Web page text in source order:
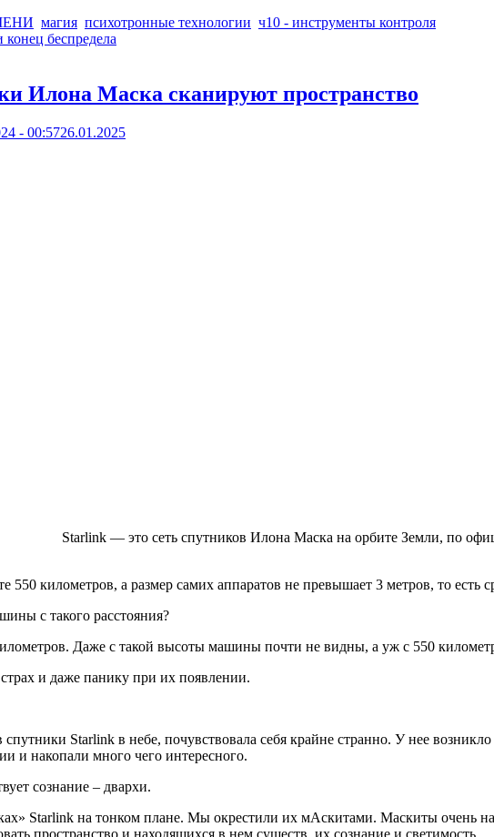
магия психотронные технологии ч10 - инструменты контроля
беспредела
Илона Маска сканируют пространство
- 00:5726.01.2025
Starlink — это сеть спутников Илона Маска на орбите Земли, по
километров, а размер самих аппаратов не превышает 3 метров, то
с такого расстояния?
Даже с такой высоты машины почти не видны, а уж с 550
и даже панику при их появлении.
спутники Starlink в небе, почувствовала себя крайне странно. У нее
и накопали много чего интересного.
сознание – двархи.
Starlink на тонком плане. Мы окрестили их мАскитами. Маскиты очень
пространство и находящихся в нем существ, их сознание и светимость.